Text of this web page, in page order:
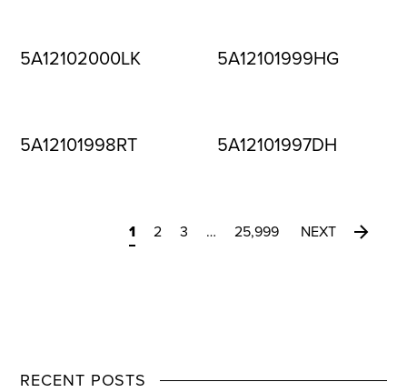
5A12102000LK 5A12101999HG
5A12101998RT 5A12101997DH
1 2 3 … 25,999 NEXT
RECENT POSTS